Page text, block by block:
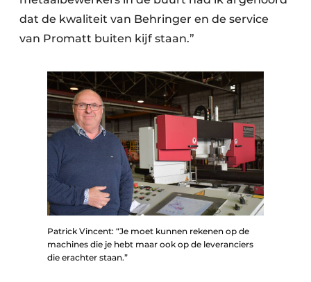
dat de kwaliteit van Behringer en de service
van Promatt buiten kijf staan.”
Patrick Vincent: “Je moet kunnen rekenen op de
machines die je hebt maar ook op de leveranciers
die erachter staan.”